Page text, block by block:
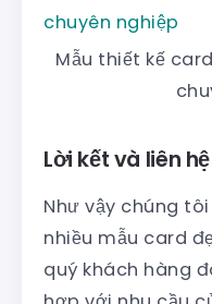
Mẫu thiết kế
Lời kết và liên hệ
Như vậy chúng
nhiều mẫu card
quý khách hàng